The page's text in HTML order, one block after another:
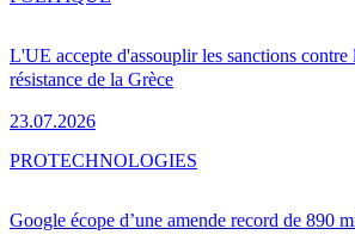
L'UE accepte d'assouplir les sanctions contre
résistance de la Grèce
23.07.2026
Google écope d’une amende record de 890
PROTECHNOLOGIES